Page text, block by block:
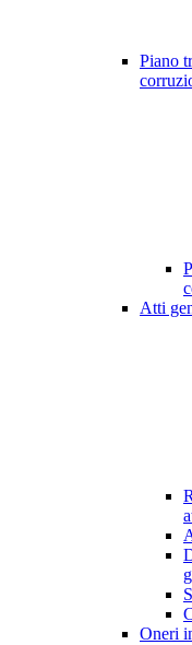
Piano
Atti
Oneri